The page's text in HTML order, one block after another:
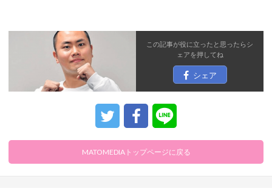
この記事が役に立ったと思ったらシ
ェアを押してね
シェア
MATOMEDIAトップページに戻る